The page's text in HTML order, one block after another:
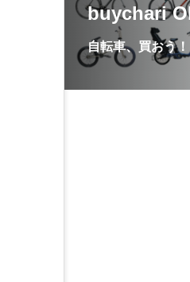
buychari
自転車、買おう！